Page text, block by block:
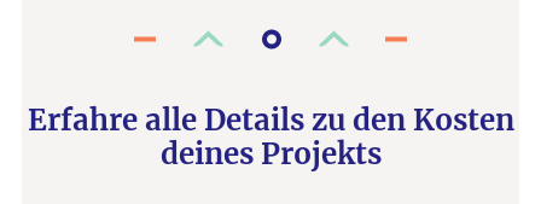
Erfahre alle Details zu den Kosten
deines Projekts